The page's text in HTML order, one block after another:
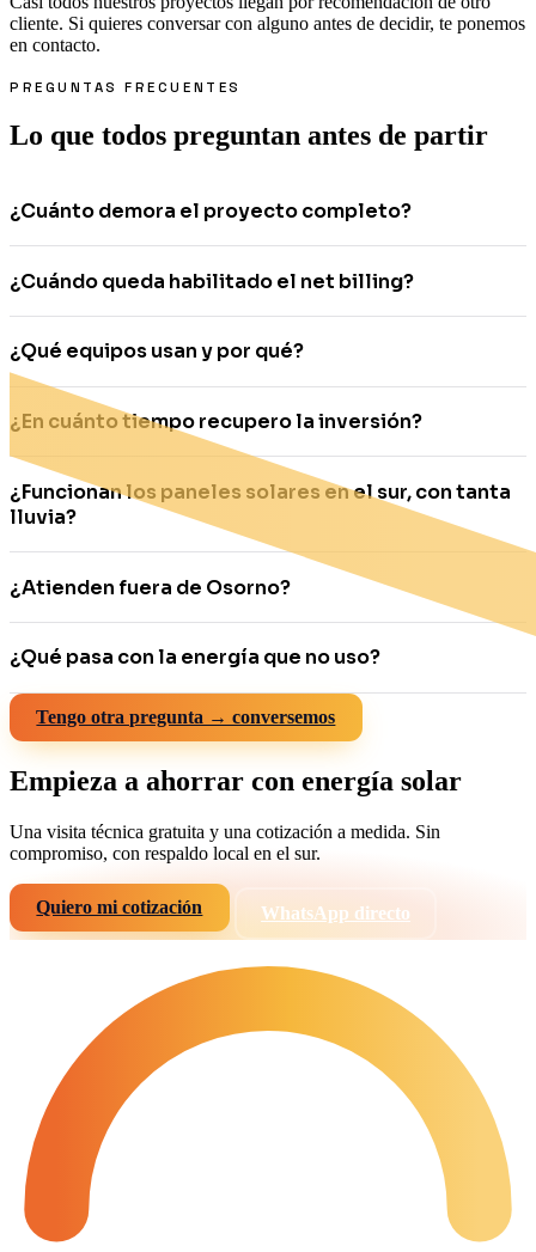
cliente. Si quieres conversar con alguno antes de decidir, te ponemos
en contacto.
PREGUNTAS FRECUENTES
Lo que todos preguntan antes de partir
¿Cuánto demora el proyecto completo?
¿Cuándo queda habilitado el net billing?
¿Qué equipos usan y por qué?
¿En cuánto tiempo recupero la inversión?
¿Funcionan los paneles solares en el sur, con tanta
lluvia?
¿Atienden fuera de Osorno?
¿Qué pasa con la energía que no uso?
Tengo otra pregunta → conversemos
Empieza a ahorrar con energía solar
Una visita técnica gratuita y una cotización a medida. Sin
compromiso, con respaldo local en el sur.
Quiero mi cotización WhatsApp directo